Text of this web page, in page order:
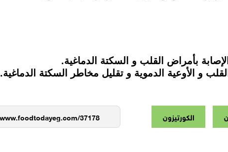
بأمراض القلب و السكتة الدماغية.
و الأوعية الدموية و تقليل مخاطر السكتة الدماغية.
الكورتيزون